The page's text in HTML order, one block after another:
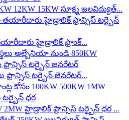
12KW 15KW సూక్ష్మ జలవిద్యుత్...
హైడ్రాలిక్ ఫ్రాంక్...
ఫ్రాన్సిస్ టర్బైన్ జెనరేటర్...
2MW హైడ్రాలిక్ ఫ్రాన్సిస్ టర్బైన్ ధర ...